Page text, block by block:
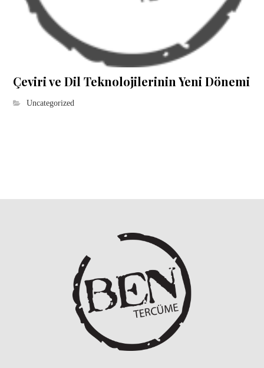
Çeviri ve Dil Teknolojilerinin Yeni Dönemi
Uncategorized